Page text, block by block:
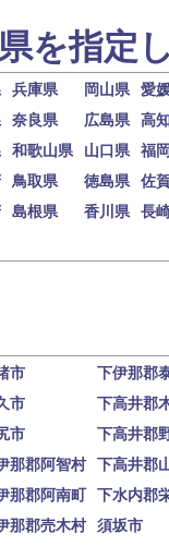
を指定
兵庫県 岡山県
愛
奈良県 広島県
高
和歌山県 山口県
福
鳥取県 徳島県
佐
島根県 香川県
長
市
下伊那郡
市
下高井郡
市
下高井郡
那郡阿智村
下高井郡
那郡阿南町
下水内郡
那郡売木村
須坂市